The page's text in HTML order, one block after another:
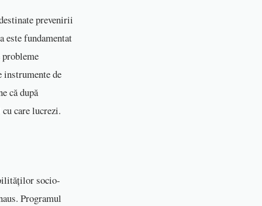
prevenirii
este fundamentat
instrumente de
că după
care lucrezi.
socio-
Programul